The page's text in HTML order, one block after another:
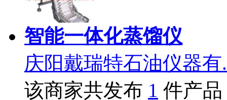
智能一体化蒸馏仪
庆阳戴瑞特石油仪器有
该商家共发布 1 件产品